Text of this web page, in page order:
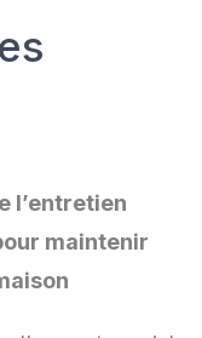
l’entretien
maintenir